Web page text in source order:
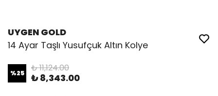
UYGEN GOLD
14 Ayar Taşlı Yusufçuk Altın Kolye
%25 ₺ 11,124.00
₺ 8,343.00